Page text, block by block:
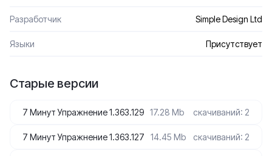
Разработчик Simple Design Ltd
Языки Присутствует
Старые версии
7 Минут Упражнение 1.363.129 17.28 Mb скачиваний: 2
7 Минут Упражнение 1.363.127 14.45 Mb скачиваний: 2